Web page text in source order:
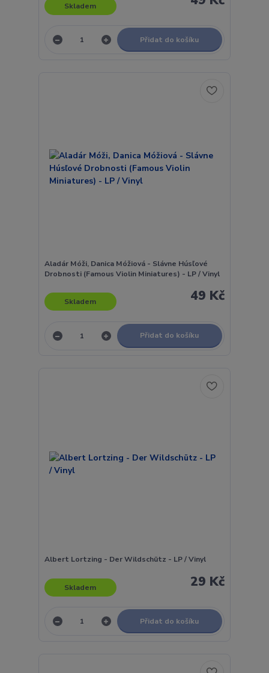
Skladem
Přidat do košíku
Aladár Móži, Danica Móžiová - Slávne Húsľové
Drobnosti (Famous Violin Miniatures) - LP / Vinyl
49 Kč
Skladem
Přidat do košíku
Albert Lortzing - Der Wildschütz - LP / Vinyl
29 Kč
Skladem
Přidat do košíku